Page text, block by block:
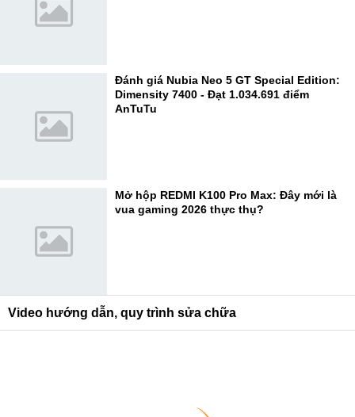
Đánh giá Nubia Neo 5 GT Special Edition:
Dimensity 7400 - Đạt 1.034.691 điểm
AnTuTu
Mở hộp REDMI K100 Pro Max: Đây mới là
vua gaming 2026 thực thụ?
Video hướng dẫn, quy trình sửa chữa